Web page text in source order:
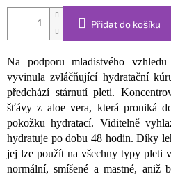
Přidat do košíku
Na podporu mladistvého
vyvinula zvláčňující hydratační
předchází stárnutí pleti.
šťávy z aloe vera, která proniká
pokožku hydratací. Viditelně
hydratuje po dobu 48 hodin. Díky
jej lze použít na všechny typy pleti
normální, smíšené a mastné, aniž